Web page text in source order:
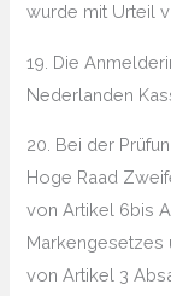
wurde mit Urteil
19. Die
Nederlanden
20. Bei der
Hoge Raad
von Artikel 6bis
Markengesetzes
von Artikel 3